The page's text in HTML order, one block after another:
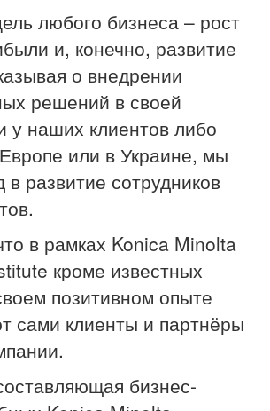
любого бизнеса – рост
и, конечно, развитие
о внедрении
решений в своей
у наших клиентов либо
или в Украине, мы
в развитие сотрудников
в рамках Konica Minolta
кроме известных
позитивном опыте
сами клиенты и партнёры
бизнес-